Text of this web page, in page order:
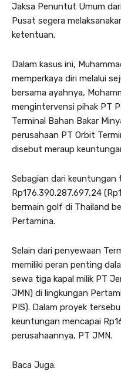
Jaksa Penuntut Umum
Pusat segera
ketentuan.
Dalam kasus ini,
memperkaya diri melalui
bersama ayahnya,
mengintervensi pihak PT
Terminal Bahan Bakar
perusahaan PT Orbit
disebut meraup
Sebagian dari
Rp176.390.287.697,24
bermain golf di Thailand
Pertamina.
Selain dari penyewaan
memiliki peran penting
sewa tiga kapal milik PT
JMN) di lingkungan
PIS). Dalam proyek
keuntungan mencapai
perusahaannya, PT JMN.
Baca Juga: